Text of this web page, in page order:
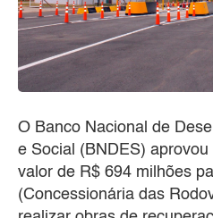
O Banco Nacional de
e Social (BNDES)
valor de R$ 694 milhões
(Concessionária das